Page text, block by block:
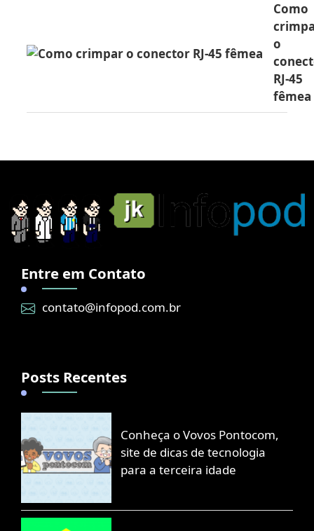
Como
o
RJ-45
fêmea
Entre em Contato
contato@infopod.com.br
Posts Recentes
Conheça o Vovos Pontocom,
site de dicas de tecnologia
para a terceira idade